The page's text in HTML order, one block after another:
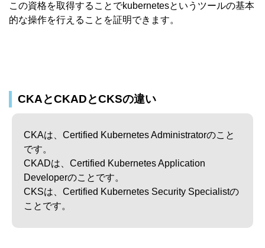
この資格を取得することでkubernetesというツールの基本
的な操作を行えることを証明できます。
CKAとCKADとCKSの違い
CKAは、Certified Kubernetes Administratorのこと
です。
CKADは、Certified Kubernetes Application
Developerのことです。
CKSは、Certified Kubernetes Security Specialistの
ことです。